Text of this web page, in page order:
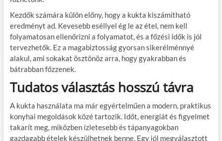
Kezdők számára külön előny, hogy a kukta kiszámítható
eredményt ad. Kevesebb eséllyel ég le az étel, nem kell
folyamatosan ellenőrizni a folyamatot, és a főzési idők is jól
tervezhetők. Ez a magabiztosság gyorsan sikerélménnyé
alakul, ami sokakat ösztönöz arra, hogy gyakrabban és
bátrabban főzzenek.
Tudatos választás hosszú távra
A kukta használata ma már egyértelműen a modern, praktikus
konyhai megoldások közé tartozik. Időt, energiát és figyelmet
takarít meg, miközben ízletesebb és tápanyagokban
gazdagabb ételek készülhetnek benne. Egy jól megválasztott